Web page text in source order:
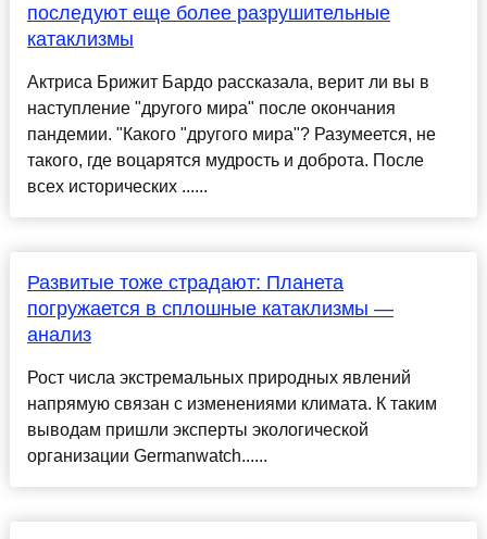
последуют еще более разрушительные
катаклизмы
Актриса Брижит Бардо рассказала, верит ли вы в
наступление "другого мира" после окончания
пандемии. "Какого "другого мира"? Разумеется, не
такого, где воцарятся мудрость и доброта. После
всех исторических ......
Развитые тоже страдают: Планета
погружается в сплошные катаклизмы —
анализ
Рост числа экстремальных природных явлений
напрямую связан с изменениями климата. К таким
выводам пришли эксперты экологической
организации Germanwatch......